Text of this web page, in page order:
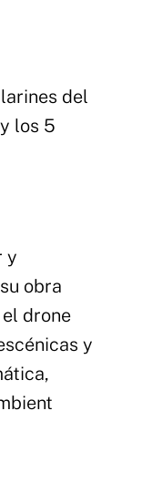
del
los 5
y
obra
drone
y